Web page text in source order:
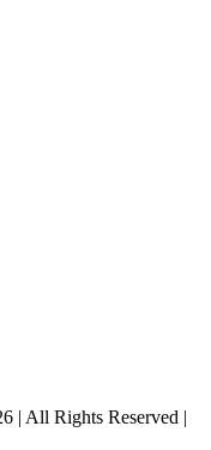
| All Rights Reserved |